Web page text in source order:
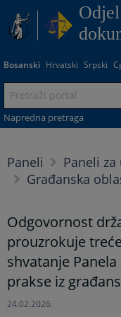
Bosanski Hrvatski Srpski
Napredna pretraga
Paneli
Paneli
Građanska
Odgovornost
prouzrokuje
shvatanje
prakse iz
24.02.2026.